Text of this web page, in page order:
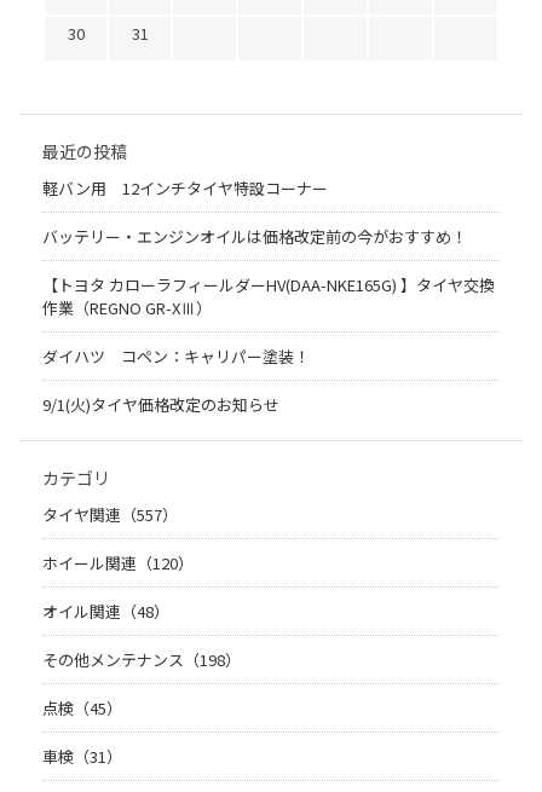
30
31
最近の投稿
軽バン用 12インチタイヤ特設コーナー
バッテリー・エンジンオイルは価格改定前の今がおすすめ！
【トヨタ カローラフィールダーHV(DAA-NKE165G) 】タイヤ交換
作業（REGNO GR-XⅢ）
ダイハツ コペン：キャリパー塗装！
9/1(火)タイヤ価格改定のお知らせ
カテゴリ
タイヤ関連（557）
ホイール関連（120）
オイル関連（48）
その他メンテナンス（198）
点検（45）
車検（31）